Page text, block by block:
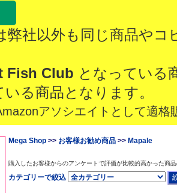
弊社以外も同じ商品やコ
Fish Club となっている
る商品となります。
アソシエイトとして適格
Mega Shop >> お客様お勧め商品 >> Mapale
購入したお客様からのアンケートで評価が比較的高かった商
カテゴリーで絞込